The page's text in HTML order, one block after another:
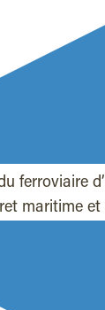
ferroviaire
maritime et